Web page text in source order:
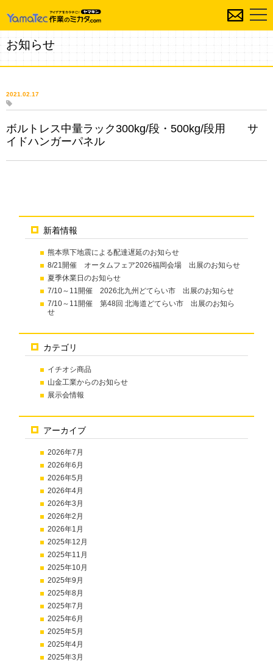
お知らせ
新着情報
熊本県下地震による配達遅延のお知らせ
8/21開催 オータムフェア2026福岡会場 出展のお知らせ
夏季休業日のお知らせ
7/10～11開催 2026北九州どてらい市 出展のお知らせ
7/10～11開催 第48回 北海道どてらい市 出展のお知ら
せ
カテゴリ
イチオシ商品
山金工業からのお知らせ
展示会情報
アーカイブ
2026年7月
2026年6月
2026年5月
2026年4月
2026年3月
2026年2月
2026年1月
2025年12月
2025年11月
2025年10月
2025年9月
2025年8月
2025年7月
2025年6月
2025年5月
2025年4月
2025年3月
2021.02.17
ボルトレス中量ラック300kg/段・500kg/段用 サ
イドハンガーパネル